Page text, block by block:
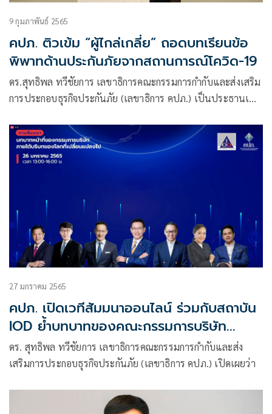
9 กุมภาพันธ์ 2565
คปภ. ติวเข้ม “ผู้ไกล่เกลี่ย” ถอดบทเรียนข้อ
พิพาทด้านประกันภัยจากสถานการณ์โควิด-19
ดร.สุทธิพล ทวีชัยการ เลขาธิการคณะกรรมการกำกับและส่งเสริม
การประกอบธุรกิจประกันภัย (เลขาธิการ คปภ.) เป็นประธานเปิด
27 มกราคม 2565
คปภ. เปิดเวทีสัมมนาออนไลน์ ร่วมกับสถาบัน
IOD ย้ำบทบาทของคณะกรรมการบริษัท
ประกันภัยให้ตระหนักในหน้าที่ความรับผิดชอบ
ในฐานะเป็นผู้กำกับดูแล และบริหารจัดการ
ใต้กรอบการกำกับดูแลกิจการที่ดี
ดร. สุทธิพล ทวีชัยการ เลขาธิการคณะกรรมการกำกับและส่ง
เสริมการประกอบธุรกิจประกันภัย (เลขาธิการ คปภ.) เปิดเผยว่า